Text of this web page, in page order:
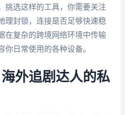
挑选这样的工具，你需要关注
理封锁，连接是否足够快速稳
在复杂的跨境网络环境中传输
你日常使用的各种设备。
外追剧达人的私